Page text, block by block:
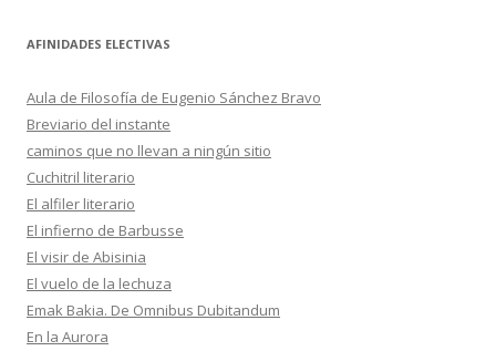
AFINIDADES ELECTIVAS
Aula de Filosofía de Eugenio Sánchez Bravo
Breviario del instante
caminos que no llevan a ningún sitio
Cuchitril literario
El alfiler literario
El infierno de Barbusse
El visir de Abisinia
El vuelo de la lechuza
Emak Bakia. De Omnibus Dubitandum
En la Aurora